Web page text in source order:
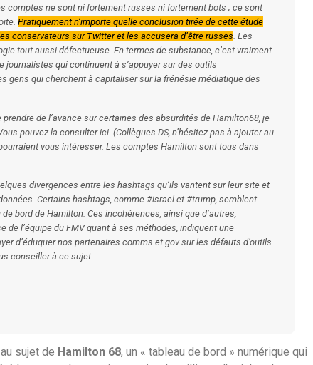
comptes ne sont ni fortement russes ni fortement bots ; ce sont
Pratiquement n’importe quelle conclusion tirée de cette étude
conservateurs sur Twitter et les accusera d’être russes. Les
tout aussi défectueuse. En termes de substance, c’est vraiment
journalistes qui continuent à s’appuyer sur des outils
gens qui cherchent à capitaliser sur la frénésie médiatique des
de l’avance sur certaines des absurdités de Hamilton68, je
pouvez la consulter ici. (Collègues DS, n’hésitez pas à ajouter au
vous intéresser. Les comptes Hamilton sont tous dans
divergences entre les hashtags qu’ils vantent sur leur site et
Certains hashtags, comme #israel et #trump, semblent
bord de Hamilton. Ces incohérences, ainsi que d’autres,
de l’équipe du FMV quant à ses méthodes, indiquent une
d’éduquer nos partenaires comms et gov sur les défauts d’outils
conseiller à ce sujet.
sujet de Hamilton 68, un « tableau de bord » numérique qui